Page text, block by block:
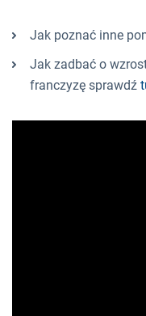
Jak poznać inne
Jak zadbać o
franczyzę sprawdź